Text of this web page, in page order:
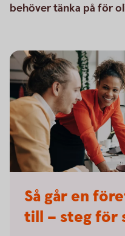
behöver tänka på för
Så går en
till – steg för